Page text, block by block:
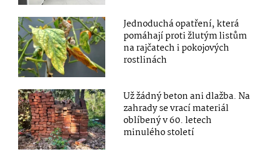
Jednoduchá opatření, která
pomáhají proti žlutým listům
na rajčatech i pokojových
rostlinách
Už žádný beton ani dlažba. Na
zahrady se vrací materiál
oblíbený v 60. letech
minulého století